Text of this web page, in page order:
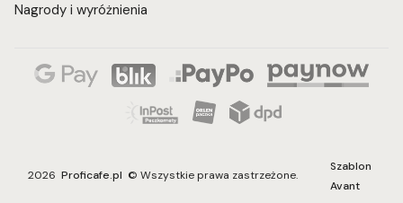
Nagrody i wyróżnienia
2026 Proficafe.pl © Wszystkie prawa zastrzeżone.
Szablon
Avant